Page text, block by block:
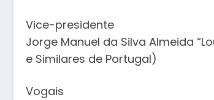
Vice-presidente
Jorge Manuel da Silva Almeida
e Similares de Portugal)
Vogais